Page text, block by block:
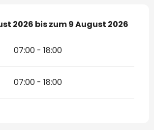
2026 bis zum9 August 2026
2026 bis zum9 August 2026
07:00 - 18:00
07:00 - 18:00